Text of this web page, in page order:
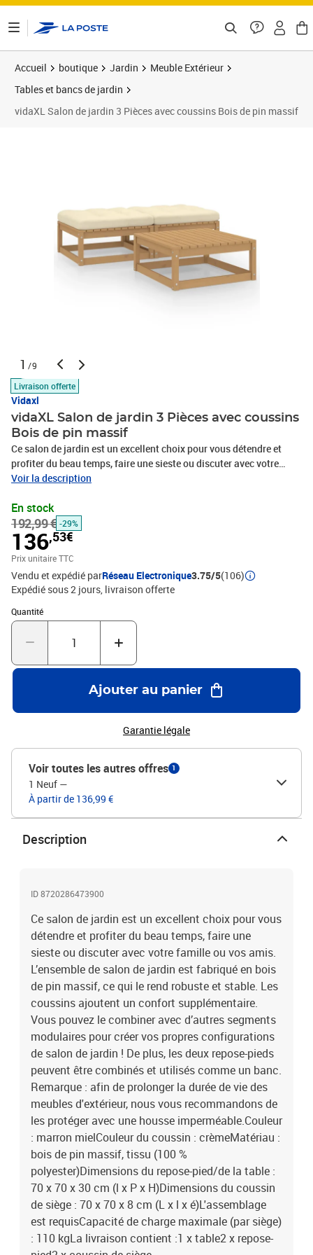
Accueil boutique Jardin
Meuble Extérieur
Tables et bancs de jardin
vidaXL Salon de jardin 3 Pièces avec coussins Bois de pin massif
1 /9
Livraison offerte
Vidaxl
vidaXL Salon de jardin 3 Pièces avec coussins
Bois de pin massif
Ce salon de jardin est un excellent choix pour vous détendre et
profiter du beau temps, faire une sieste ou discuter avec votre
famille ou vos amis. L’ensemble de salon de jardin est fabriqué en
ajoutent un confort supplémentaire. Vous pouvez le combiner
avec d’autres segments modulaires pour créer vos propres
configurations de salon de jardin ! De plus, les deux repose-pieds
peuvent être combinés et utilisés comme un banc. Remarque : afin
de prolonger la durée de vie des meubles d'extérieur, nous vous
recommandons de les protéger avec une housse
imperméable.Couleur : marron mielCouleur du coussin :
crèmeMatériau : bois de pin massif, tissu (100 %
polyester)Dimensions du repose-pied/de la table : 70 x 70 x 30 cm
(l x P x H)Dimensions du coussin de siège : 70 x 70 x 8 cm (L x l x
: 110 kgLa livraison contient :1 x table2 x repose-pied2 x coussin
Voir la description
En stock
192,99 € -29%
136,53€
Prix unitaire TTC
Vendu et expédié parRéseau Electronique3.75/5(106)
Expédié sous 2 jours livraison offerte
Quantité
Quantité : 1
Ajouter au panier
Garantie légale
Voir toutes les autres offres 1
1 Neuf —
À partir de 136,99 €
Description
ID 8720286473900
Ce salon de jardin est un excellent choix pour vous
détendre et profiter du beau temps, faire une
sieste ou discuter avec votre famille ou vos amis.
L’ensemble de salon de jardin est fabriqué en bois
de pin massif, ce qui le rend robuste et stable. Les
coussins ajoutent un confort supplémentaire.
Vous pouvez le combiner avec d’autres segments
modulaires pour créer vos propres configurations
de salon de jardin ! De plus, les deux repose-pieds
peuvent être combinés et utilisés comme un banc.
Remarque : afin de prolonger la durée de vie des
meubles d'extérieur, nous vous recommandons de
les protéger avec une housse imperméable.Couleur
: marron mielCouleur du coussin : crèmeMatériau :
bois de pin massif, tissu (100 %
polyester)Dimensions du repose-pied/de la table :
70 x 70 x 30 cm (l x P x H)Dimensions du coussin
de siège : 70 x 70 x 8 cm (L x l x é)L'assemblage
est requisCapacité de charge maximale (par siège)
: 110 kgLa livraison contient :1 x table2 x repose-